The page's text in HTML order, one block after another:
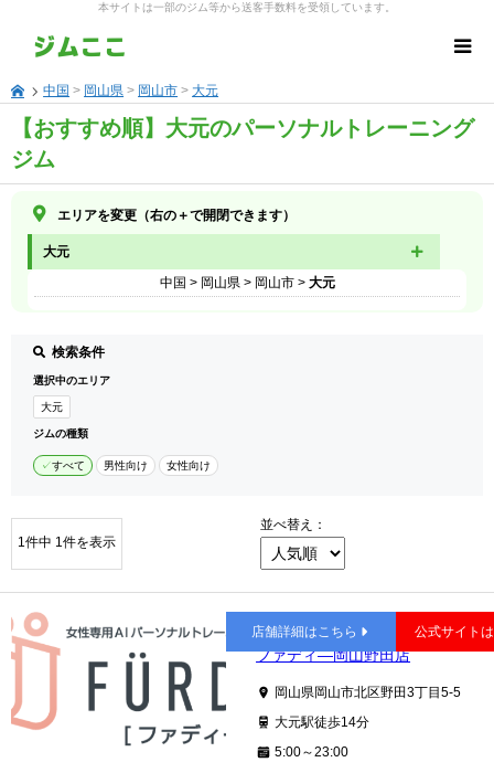
本サイトは一部のジム等から送客手数料を受領しています。
中国 > 岡山県 > 岡山市 > 大元
【おすすめ順】大元のパーソナルトレーニング
ジム
エリアを変更（右の＋で開閉できます）
大元
中国 > 岡山県> 岡山市> 大元
検索条件
選択中のエリア
大元
ジムの種類
すべて 男性向け 女性向け
1件中 1件を表示
並べ替え：
大元
ファディ―岡山野田店
岡山県岡山市北区野田3丁目5-5
大元駅徒歩14分
5:00～23:00
店舗詳細はこちら 公式サイト